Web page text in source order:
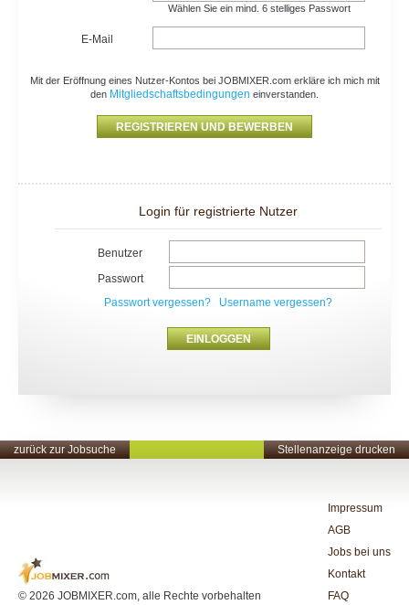
Wählen Sie ein mind. 6 stelliges Passwort
E-Mail
Mit der Eröffnung eines Nutzer-Kontos bei JOBMIXER.com erkläre ich mich mit
den Mitgliedschaftsbedingungen einverstanden.
Login für registrierte Nutzer
Benutzer
Passwort
Passwort vergessen?
Username vergessen?
zurück zur Jobsuche Stellenanzeige drucken
© 2026 JOBMIXER.com, alle Rechte vorbehalten
Impressum
AGB
Jobs bei uns
Kontakt
FAQ